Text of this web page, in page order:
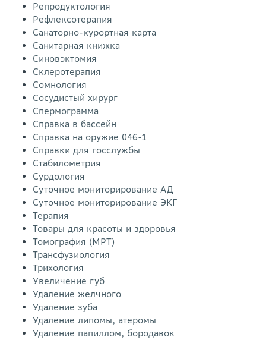
Репродуктология
Рефлексотерапия
Санаторно-курортная карта
Санитарная книжка
Синовэктомия
Склеротерапия
Сомнология
Сосудистый хирург
Спермограмма
Справка в бассейн
Справка на оружие 046-1
Справки для госслужбы
Стабилометрия
Сурдология
Суточное мониторирование АД
Суточное мониторирование ЭКГ
Терапия
Товары для красоты и здоровья
Томография (МРТ)
Трансфузиология
Трихология
Увеличение губ
Удаление желчного
Удаление зуба
Удаление липомы, атеромы
Удаление папиллом, бородавок